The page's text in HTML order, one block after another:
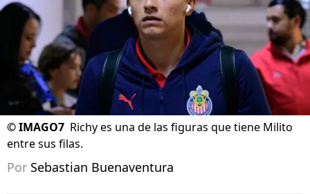
©IMAGO7 Richy es una de las figuras que tiene Milito
entre sus filas.
Por Sebastian Buenaventura